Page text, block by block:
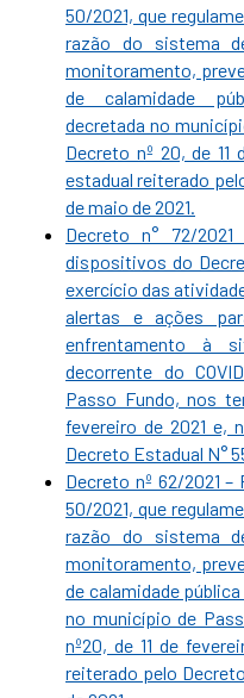
50/2021, que
razão do sistema
monitoramento,
de calamidade
decretada no
Decreto nº 20, de
estadual reiterado
de maio de 2021.
Decreto n° 72/
dispositivos do
exercício das
alertas e ações
enfrentamento à
decorrente do
Passo Fundo, nos
fevereiro de 2021 e,
Decreto Estadual N°
Decreto nº 62/2021
50/2021, que
razão do sistema
monitoramento,
de calamidade
no município de
nº20, de 11 de
reiterado pelo